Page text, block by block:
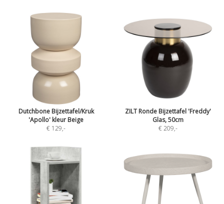
Dutchbone Bijzettafel/Kruk
'Apollo' kleur Beige
€ 129,-
ZILT Ronde Bijzettafel 'Freddy'
Glas, 50cm
€ 209,-